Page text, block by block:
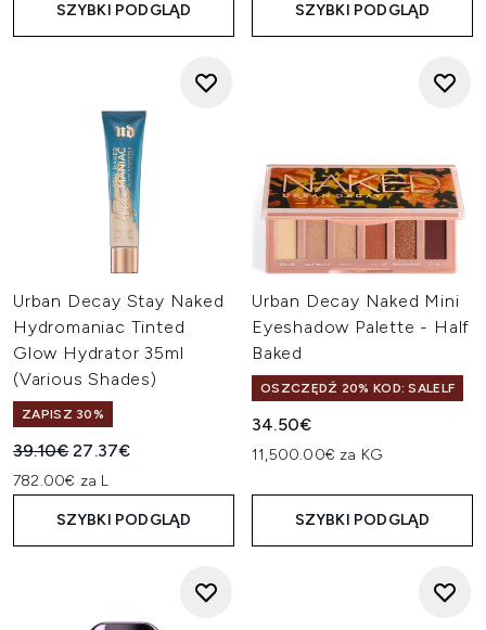
SZYBKI PODGLĄD SZYBKI PODGLĄD
Urban Decay Stay Naked
Hydromaniac Tinted
Glow Hydrator 35ml
(Various Shades)
ZAPISZ 30%
Sugerowana cena detaliczna:
39.10€Aktualna cena:
27.37€
782.00€ za L
SZYBKI PODGLĄD
Urban Decay Naked Mini
Eyeshadow Palette - Half
Baked
OSZCZĘDŹ 20% KOD: SALELF
34.50€
11,500.00€ za KG
SZYBKI PODGLĄD